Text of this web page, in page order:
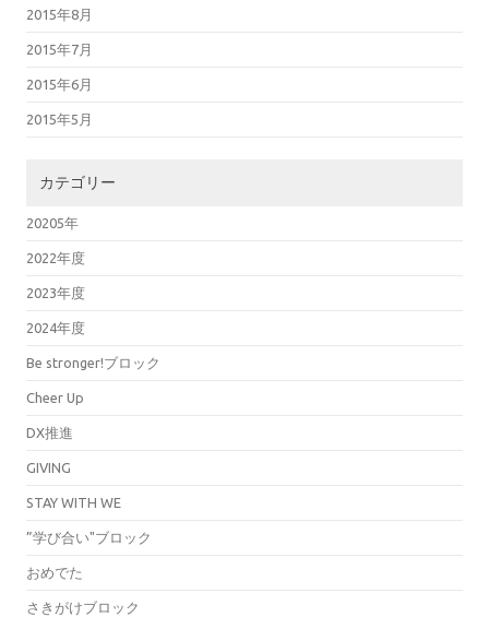
2015年8月
2015年7月
2015年6月
2015年5月
カテゴリー
20205年
2022年度
2023年度
2024年度
Be stronger!ブロック
Cheer Up
DX推進
GIVING
STAY WITH WE
”学び合い"ブロック
おめでた
さきがけブロック